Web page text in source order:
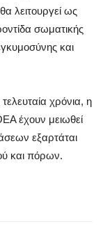
λειτουργεί ως
σωματικής
και
χρόνια, η
έχουν μειωθεί
εξαρτάται
και πόρων.